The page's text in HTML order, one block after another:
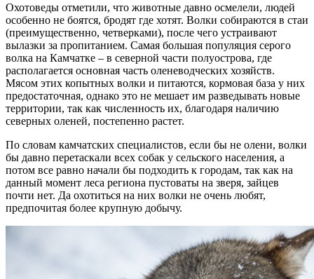
Охотоведы отметили, что животные давно осмелели, людей
особенно не боятся, бродят где хотят. Волки собираются в стаи
(преимущественно, четверками), после чего устраивают
вылазки за пропитанием. Самая большая популяция серого
волка на Камчатке – в северной части полуострова, где
располагается основная часть оленеводческих хозяйств.
Мясом этих копытных волки и питаются, кормовая база у них
предостаточная, однако это не мешает им разведывать новые
территории, так как численность их, благодаря наличию
северных оленей, постепенно растет.
По словам камчатских специалистов, если бы не олени, волки
бы давно перетаскали всех собак у сельского населения, а
потом все равно начали бы подходить к городам, так как на
данный момент леса региона пустоваты на зверя, зайцев
почти нет. Да охотиться на них волки не очень любят,
предпочитая более крупную добычу.